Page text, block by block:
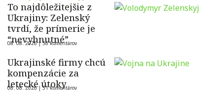
To najdôležitejšie z
Ukrajiny: Zelenský
tvrdí, že prímerie je
“nevyhnutné”
08. 08. 2026 |36 komentárov
Ukrajinské firmy chcú
kompenzácie za
letecké útoky
08. 08. 2026 |51 komentárov